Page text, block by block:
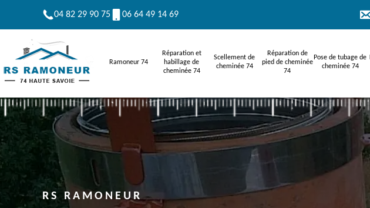
04 82 29 90 75 06 64 49 14 69
Ramoneur 74
Réparation et
habillage de
cheminée 74
Scellement de
cheminée 74
Réparation de
pied de cheminée
74
Pose de tubage de
cheminée 74
RS RAMONEUR